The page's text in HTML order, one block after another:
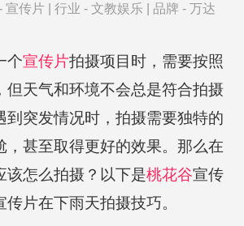
宣传片 行业 - 文教娱乐 品牌 - 万达
个宣传片拍摄项目时，需要按照
但天气和环境不会总是符合拍摄
到突发情况时，拍摄需要独特的
，甚至取得更好的效果。那么在
该怎么拍摄？以下是桃花谷宣传
传片在下雨天拍摄技巧。